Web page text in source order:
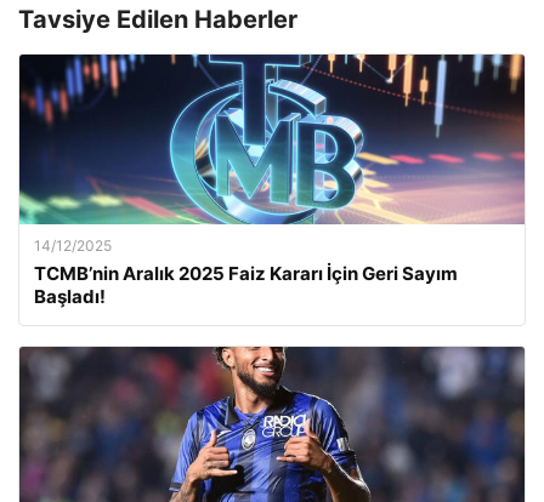
Tavsiye Edilen Haberler
14/12/2025
TCMB’nin Aralık 2025 Faiz Kararı İçin Geri Sayım
Başladı!